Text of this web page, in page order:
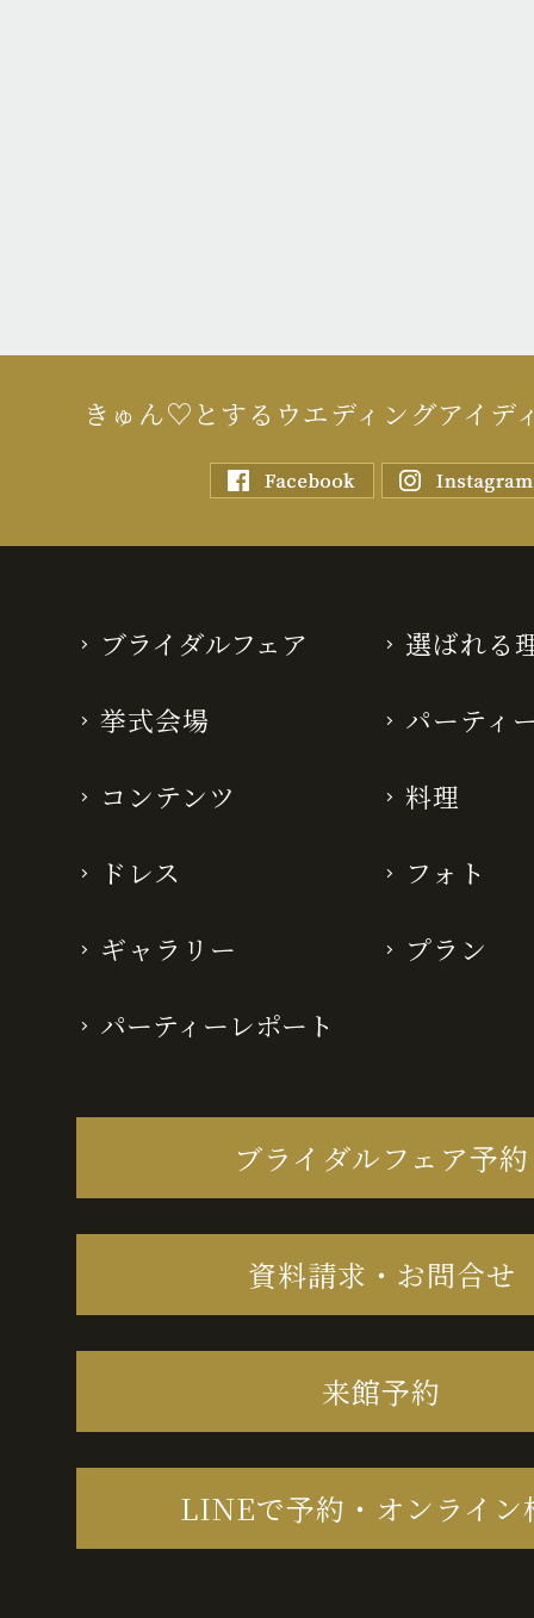
きゅん♡とするウエディングアイデ
ブライダルフェア 選ばれる
挙式会場 パーティ
コンテンツ 料理
ドレス フォト
ギャラリー プラン
パーティーレポート
ブライダルフェア予約
資料請求・お問合せ
来館予約
LINEで予約・オンライン